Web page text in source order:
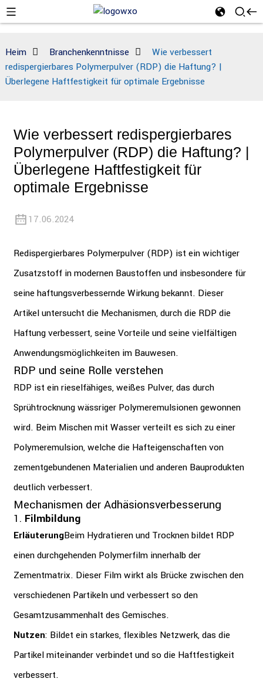
Heim Branchenkenntnisse
Wie verbessert
redispergierbares Polymerpulver (RDP) die Haftung? |
Überlegene Haftfestigkeit für optimale Ergebnisse
Wie verbessert redispergierbares
Polymerpulver (RDP) die Haftung? |
Überlegene Haftfestigkeit für
optimale Ergebnisse
17.06.2024
Redispergierbares Polymerpulver (RDP) ist ein wichtiger
Zusatzstoff in modernen Baustoffen und insbesondere für
seine haftungsverbessernde Wirkung bekannt. Dieser
Artikel untersucht die Mechanismen, durch die RDP die
Haftung verbessert, seine Vorteile und seine vielfältigen
Anwendungsmöglichkeiten im Bauwesen.
RDP und seine Rolle verstehen
RDP ist ein rieselfähiges, weißes Pulver, das durch
Sprühtrocknung wässriger Polymeremulsionen gewonnen
wird. Beim Mischen mit Wasser verteilt es sich zu einer
Polymeremulsion, welche die Hafteigenschaften von
zementgebundenen Materialien und anderen Bauprodukten
deutlich verbessert.
Mechanismen der Adhäsionsverbesserung
1. Filmbildung
ErläuterungBeim Hydratieren und Trocknen bildet RDP
einen durchgehenden Polymerfilm innerhalb der
Zementmatrix. Dieser Film wirkt als Brücke zwischen den
verschiedenen Partikeln und verbessert so den
Gesamtzusammenhalt des Gemisches.
Nutzen: Bildet ein starkes, flexibles Netzwerk, das die
Partikel miteinander verbindet und so die Haftfestigkeit
verbessert.